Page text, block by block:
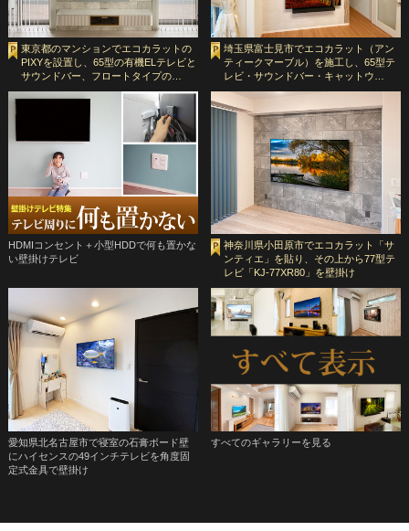
東京都のマンションでエコカラットの
PIXYを設置し、65型の有機ELテレビと
サウンドバー、フロートタイプの…
埼玉県富士見市でエコカラット（アン
ティークマーブル）を施工し、65型テ
レビ・サウンドバー・キャットウ…
HDMIコンセント＋小型HDDで何も置かな
い壁掛けテレビ
神奈川県小田原市でエコカラット「サ
ンティエ」を貼り、その上から77型テ
レビ「KJ-77XR80」を壁掛け
愛知県北名古屋市で寝室の石膏ボード壁
にハイセンスの49インチテレビを角度固
定式金具で壁掛け
すべてのギャラリーを見る